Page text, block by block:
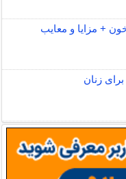
+ مزایا و معایب
زنان